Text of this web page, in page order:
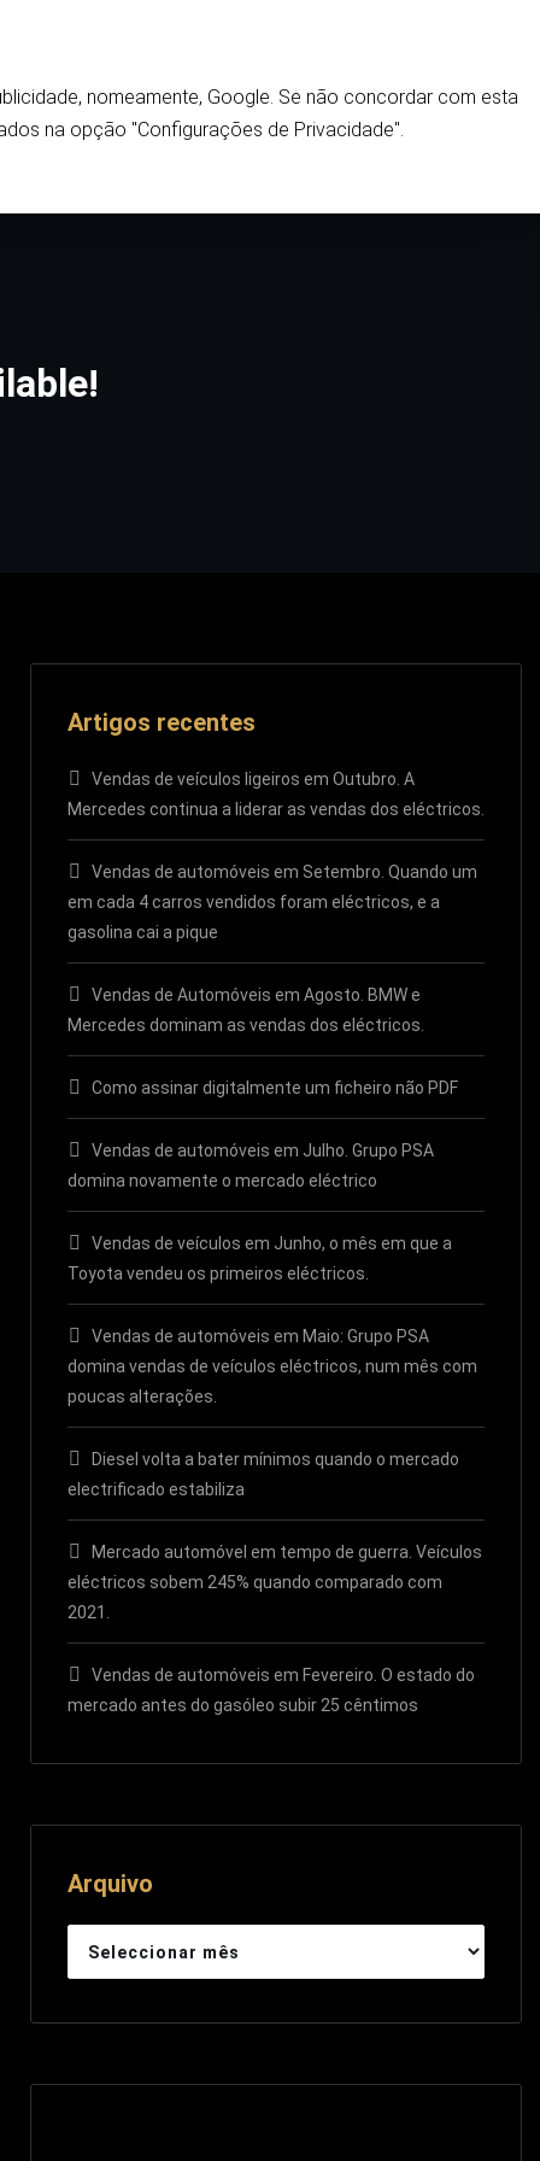
Home
Artigos recentes
Vendas de veículos ligeiros em Outubro. A
Mercedes continua a liderar as vendas dos eléctricos.
Vendas de automóveis em Setembro. Quando um
em cada 4 carros vendidos foram eléctricos, e a
gasolina cai a pique
Vendas de Automóveis em Agosto. BMW e
Mercedes dominam as vendas dos eléctricos.
Como assinar digitalmente um ficheiro não PDF
Vendas de automóveis em Julho. Grupo PSA
domina novamente o mercado eléctrico
Vendas de veículos em Junho, o mês em que a
Toyota vendeu os primeiros eléctricos.
Vendas de automóveis em Maio: Grupo PSA
domina vendas de veículos eléctricos, num mês com
poucas alterações.
Diesel volta a bater mínimos quando o mercado
electrificado estabiliza
Mercado automóvel em tempo de guerra. Veículos
eléctricos sobem 245% quando comparado com
2021.
Vendas de automóveis em Fevereiro. O estado do
mercado antes do gasóleo subir 25 cêntimos
Arquivo
nomeamente, Google. Se não concordar com esta
na opção "Configurações de Privacidade".